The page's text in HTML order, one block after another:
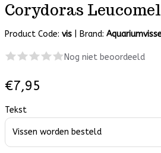
Corydoras
Product Code:vis Brand:
Nog niet beoordeeld
€7,95
Tekst